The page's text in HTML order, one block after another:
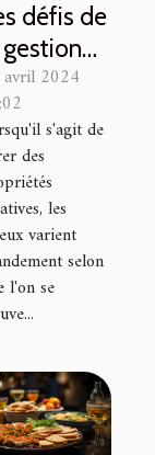
défis de
en
rural
avril 2024
s'agit de
des
les
varient
selon
l'on se